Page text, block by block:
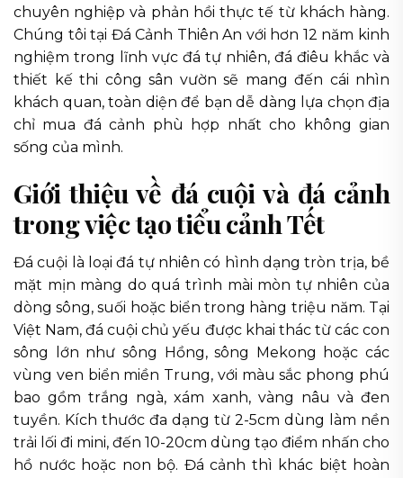
chuyên nghiệp và phản hồi thực tế từ khách hàng.
Chúng tôi tại Đá Cảnh Thiên An với hơn 12 năm kinh
nghiệm trong lĩnh vực đá tự nhiên, đá điêu khắc và
thiết kế thi công sân vườn sẽ mang đến cái nhìn
khách quan, toàn diện để bạn dễ dàng lựa chọn địa
chỉ mua đá cảnh phù hợp nhất cho không gian
sống của mình.
Giới thiệu về đá cuội và đá cảnh
trong việc tạo tiểu cảnh Tết
Đá cuội là loại đá tự nhiên có hình dạng tròn trịa, bề
mặt mịn màng do quá trình mài mòn tự nhiên của
dòng sông, suối hoặc biển trong hàng triệu năm. Tại
Việt Nam, đá cuội chủ yếu được khai thác từ các con
sông lớn như sông Hồng, sông Mekong hoặc các
vùng ven biển miền Trung, với màu sắc phong phú
bao gồm trắng ngà, xám xanh, vàng nâu và đen
tuyền. Kích thước đa dạng từ 2-5cm dùng làm nền
trải lối đi mini, đến 10-20cm dùng tạo điểm nhấn cho
hồ nước hoặc non bộ. Đá cảnh thì khác biệt hoàn